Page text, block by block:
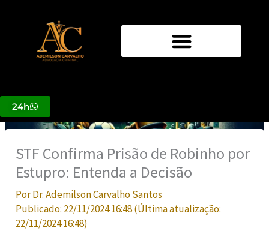
conteúdo
24h
STF Confirma Prisão de Robinho por
Estupro: Entenda a Decisão
PorDr. Ademilson Carvalho Santos
Publicado: 22/11/2024 16:48(Última atualização:
22/11/2024 16:48)